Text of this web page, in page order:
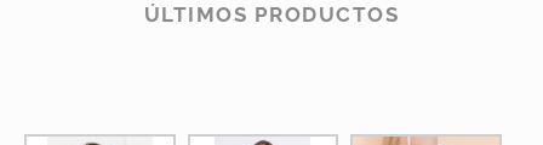
ÚLTIMOS PRODUCTOS